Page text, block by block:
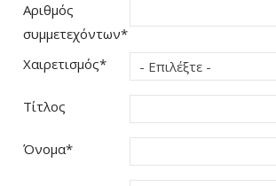
Αριθμός
συμμετεχόντων*
Χαιρετισμός*
Τίτλος
Όνομα*